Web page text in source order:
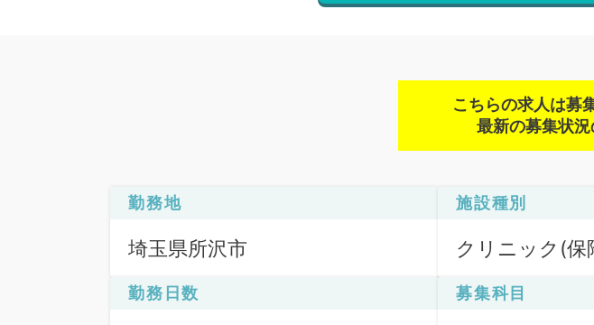
こちらの求人は募
最新の募集状況
勤務地
埼玉県所沢市
施設種別
クリニック(保
勤務日数 募集科目